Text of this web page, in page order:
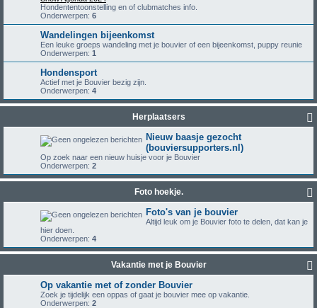
Hondententoonstelling en of clubmatches info.
Onderwerpen: 6
Wandelingen bijeenkomst
Een leuke groeps wandeling met je bouvier of een bijeenkomst, puppy reunie
Onderwerpen: 1
Hondensport
Actief met je Bouvier bezig zijn.
Onderwerpen: 4
Herplaatsers
Nieuw baasje gezocht
(bouviersupporters.nl)
Op zoek naar een nieuw huisje voor je Bouvier
Onderwerpen: 2
Foto hoekje.
Foto's van je bouvier
Altijd leuk om je Bouvier foto te delen, dat kan je
hier doen.
Onderwerpen: 4
Vakantie met je Bouvier
Op vakantie met of zonder Bouvier
Zoek je tijdelijk een oppas of gaat je bouvier mee op vakantie.
Onderwerpen: 2